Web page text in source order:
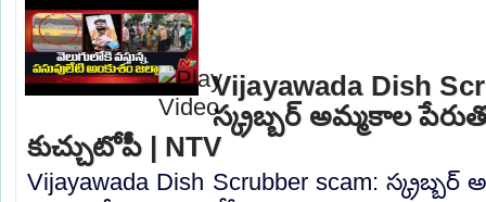
Vijayawada Dish
స్క్రబ్బర్ అమ్మకాల
కుచ్చుటోపీ | NTV
Vijayawada Dish Scrubber scam: